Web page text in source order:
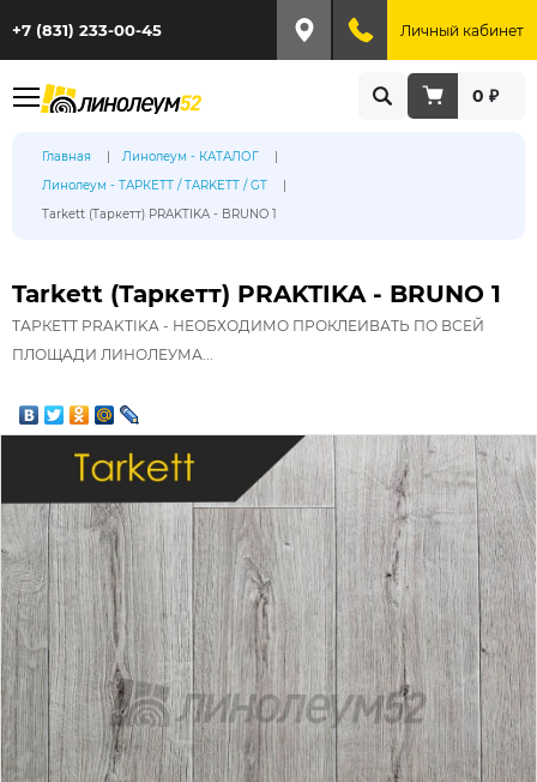
+7 (831) 233-00-45 Личный кабинет
0 ₽
Главная
Линолеум - КАТАЛОГ
Линолеум - ТАРКЕТТ / TARKETT / GT
Tarkett (Таркетт) PRAKTIKA - BRUNO 1
Tarkett (Таркетт) PRAKTIKA - BRUNO 1
ТАРКЕТТ PRAKTIKA - НЕОБХОДИМО ПРОКЛЕИВАТЬ ПО ВСЕЙ
ПЛОЩАДИ ЛИНОЛЕУМА...